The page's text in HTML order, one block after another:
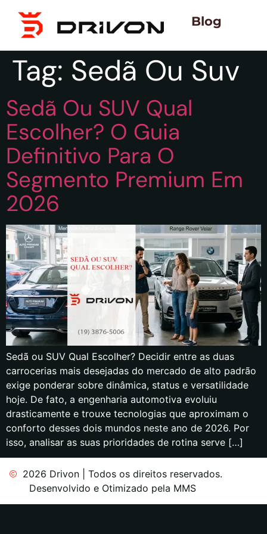
Blog
Tag: Sedã Ou Suv
Sedã Ou SUV Qual
Escolher? O Guia
Definitivo Para O
Segmento Premium Em
2026
Sedã ou SUV Qual Escolher? Decidir entre as duas
carrocerias mais desejadas do mercado de alto padrão
exige ponderar sobre dinâmica, status e versatilidade
hoje. De fato, a engenharia automotiva evoluiu
drasticamente e trouxe tecnologias que aproximam o
conforto desses dois mundos neste ano de 2026. Por
isso, analisar as suas prioridades de rotina serve […]
2026 Drivon | Todos os direitos reservados.
Desenvolvido e Otimizado pela MMS